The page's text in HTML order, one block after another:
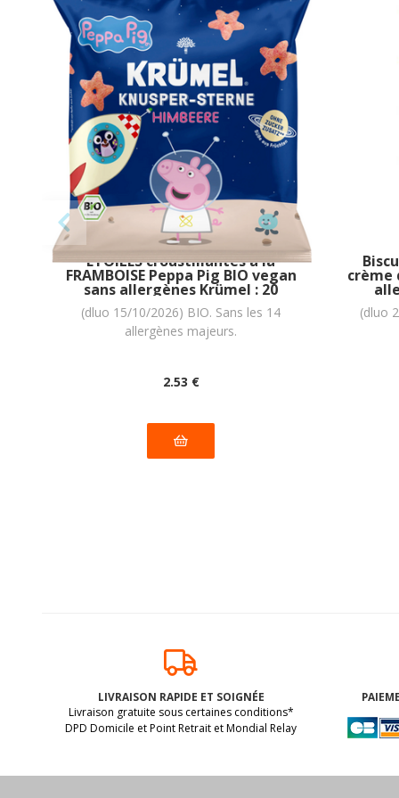
ÉTOILES croustillantes à la
FRAMBOISE Peppa Pig BIO vegan
sans allergènes Krümel : 20
grammes
(dluo 15/10/2026) BIO. Sans les 14
allergènes majeurs.
2.53 €
crème
(dluo
LIVRAISON RAPIDE ET SOIGNÉE
Livraison gratuite sous certaines conditions*
DPD Domicile et Point Retrait et Mondial Relay